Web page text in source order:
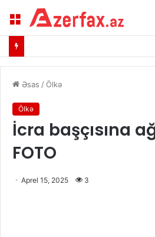
Menu
Əsas /Ölkə
Ölkə
İcra başçısına
FOTO
Aprel 15, 2025 3